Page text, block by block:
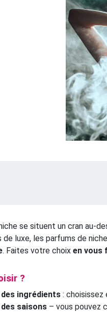
se situent un cran au-
de luxe, les parfums de
. Faites votre choix en vous
?
ingrédients :
saisons – vous pouvez